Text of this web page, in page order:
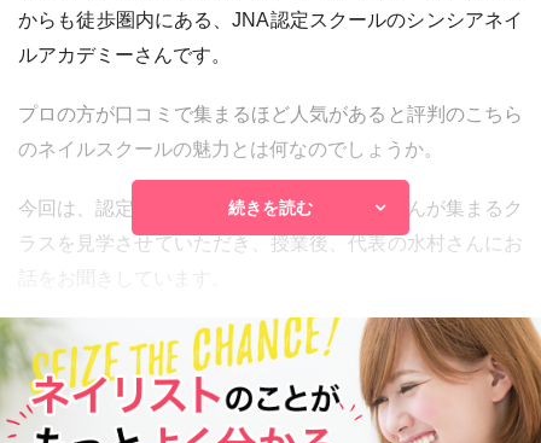
からも徒歩圏内にある、JNA認定スクールのシンシアネイ
ルアカデミーさんです。
プロの方が口コミで集まるほど人気があると評判のこちら
のネイルスクールの魅力とは何なのでしょうか。
今回は、認定講師の資格取得を目指す生徒さんが集まるク
ラスを見学させていただき、授業後、代表の水村さんにお
話をお聞きしています。
スクールの主な特徴
JNA認定校 フリータイム制あり
少人数制あり 検定合格保証
続きを読む